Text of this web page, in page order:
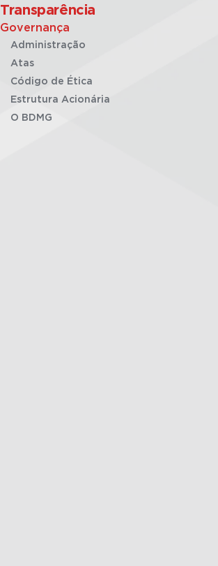
Transparência
Governança
Administração
Atas
Código de Ética
Estrutura Acionária
O BDMG